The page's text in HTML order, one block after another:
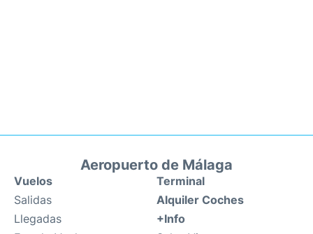
Aeropuerto de Málaga
Vuelos
Salidas
Llegadas
Terminal
Alquiler Coches
+Info